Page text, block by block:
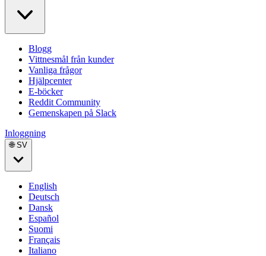
Blogg
Vittnesmål från kunder
Vanliga frågor
Hjälpcenter
E-böcker
Reddit Community
Gemenskapen på Slack
Inloggning
🌐 SV
English
Deutsch
Dansk
Español
Suomi
Français
Italiano